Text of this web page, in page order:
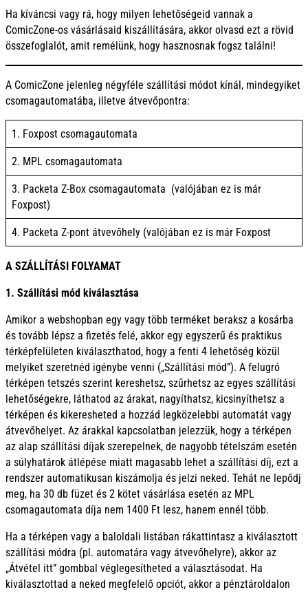
Ha kíváncsi vagy rá, hogy milyen lehetőségeid vannak a
ComicZone-os vásárlásaid kiszállítására, akkor olvasd ezt a rövid
összefoglalót, amit remélünk, hogy hasznosnak fogsz találni!
A ComicZone jelenleg négyféle szállítási módot kínál, mindegyiket
csomagautomatába, illetve átvevőpontra:
1. Foxpost csomagautomata
2. MPL csomagautomata
3. Packeta Z-Box csomagautomata (valójában ez is már
Foxpost)
4. Packeta Z-pont átvevőhely (valójában ez is már Foxpost
A SZÁLLÍTÁSI FOLYAMAT
1. Szállítási mód kiválasztása
Amikor a webshopban egy vagy több terméket beraksz a kosárba
és tovább lépsz a fizetés felé, akkor egy egyszerű és praktikus
térképfelületen kiválaszthatod, hogy a fenti 4 lehetőség közül
melyiket szeretnéd igénybe venni („Szállítási mód”). A felugró
térképen tetszés szerint kereshetsz, szűrhetsz az egyes szállítási
lehetőségekre, láthatod az árakat, nagyíthatsz, kicsinyíthetsz a
térképen és kikeresheted a hozzád legközelebbi automatát vagy
átvevőhelyet. Az árakkal kapcsolatban jelezzük, hogy a térképen
az alap szállítási díjak szerepelnek, de nagyobb tételszám esetén
a súlyhatárok átlépése miatt magasabb lehet a szállítási díj, ezt a
rendszer automatikusan kiszámolja és jelzi neked. Tehát ne lepődj
meg, ha 30 db füzet és 2 kötet vásárlása esetén az MPL
csomagautomata díja nem 1400 Ft lesz, hanem ennél több.
Ha a térképen vagy a baloldali listában rákattintasz a kiválasztott
szállítási módra (pl. automatára vagy átvevőhelyre), akkor az
„Átvétel itt” gombbal véglegesítheted a választásodat. Ha
kiválasztottad a neked megfelelő opciót, akkor a pénztároldalon